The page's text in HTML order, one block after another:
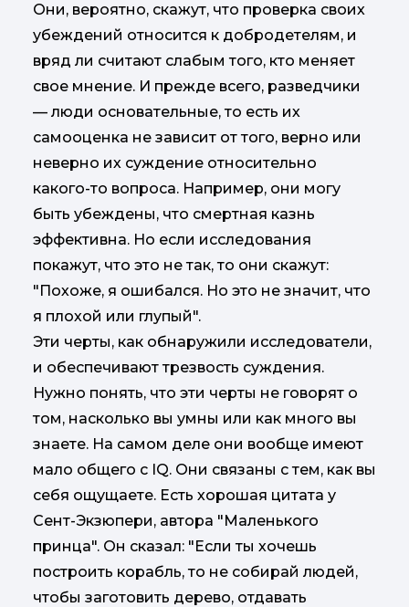
Они, вероятно, скажут, что проверка своих
убеждений относится к добродетелям, и
вряд ли считают слабым того, кто меняет
свое мнение. И прежде всего, разведчики
— люди основательные, то есть их
самооценка не зависит от того, верно или
неверно их суждение относительно
какого-то вопроса. Например, они могу
быть убеждены, что смертная казнь
эффективна. Но если исследования
покажут, что это не так, то они скажут:
"Похоже, я ошибался. Но это не значит, что
я плохой или глупый".
Эти черты, как обнаружили исследователи,
и обеспечивают трезвость суждения.
Нужно понять, что эти черты не говорят о
том, насколько вы умны или как много вы
знаете. На самом деле они вообще имеют
мало общего с IQ. Они связаны с тем, как вы
себя ощущаете. Есть хорошая цитата у
Сент-Экзюпери, автора "Маленького
принца". Он сказал: "Если ты хочешь
построить корабль, то не собирай людей,
чтобы заготовить дерево, отдавать